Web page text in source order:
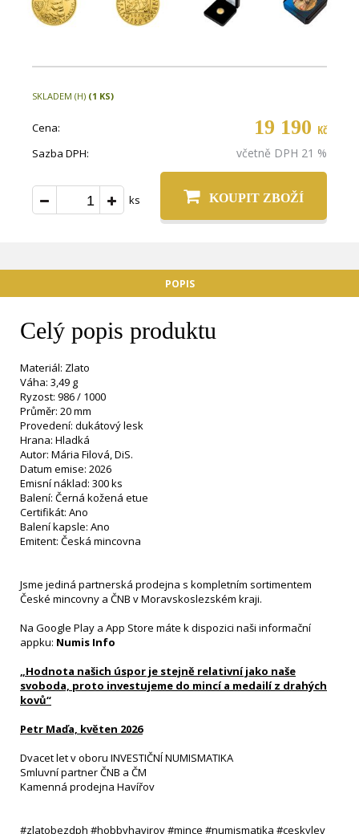
SKLADEM (H) (1 KS)
Cena: 19 190 Kč
Sazba DPH: včetně DPH 21 %
ks KOUPIT ZBOŽÍ
POPIS
Celý popis produktu
Materiál: Zlato
Váha: 3,49 g
Ryzost: 986 / 1000
Průměr: 20 mm
Provedení: dukátový lesk
Hrana: Hladká
Autor: Mária Filová, DiS.
Datum emise: 2026
Emisní náklad: 300 ks
Balení: Černá kožená etue
Certifikát: Ano
Balení kapsle: Ano
Emitent: Česká mincovna
Jsme jediná partnerská prodejna s kompletním sortimentem
České mincovny a ČNB v Moravskoslezském kraji.
Na Google Play a App Store máte k dispozici naši informační
appku: Numis Info
„Hodnota našich úspor je stejně relativní jako naše
svoboda, proto investujeme do mincí a medailí z drahých
kovů“
Petr Maďa, květen 2026
Dvacet let v oboru INVESTIČNÍ NUMISMATIKA
Smluvní partner ČNB a ČM
Kamenná prodejna Havířov
#zlatobezdph #hobbyhavirov #mince #numismatika #ceskylev